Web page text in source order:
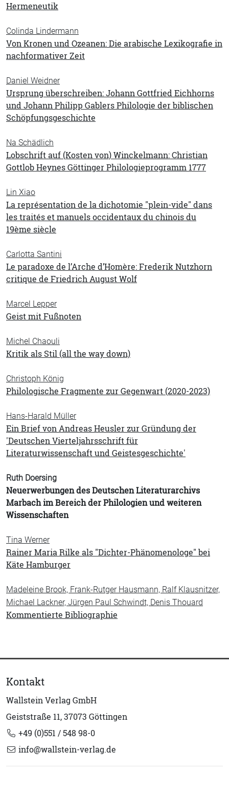
Hermeneutik
Colinda Lindermann
Von Kronen und Ozeanen: Die arabische Lexikografie in
nachformativer Zeit
Daniel Weidner
Ursprung überschreiben: Johann Gottfried Eichhorns
und Johann Philipp Gablers Philologie der biblischen
Schöpfungsgeschichte
Na Schädlich
Lobschrift auf (Kosten von) Winckelmann: Christian
Gottlob Heynes Göttinger Philologieprogramm 1777
Lin Xiao
La représentation de la dichotomie "plein-vide" dans
les traités et manuels occidentaux du chinois du
19ème siècle
Carlotta Santini
Le paradoxe de l’Arche d’Homère: Frederik Nutzhorn
critique de Friedrich August Wolf
Marcel Lepper
Geist mit Fußnoten
Michel Chaouli
Kritik als Stil (all the way down)
Christoph König
Philologische Fragmente zur Gegenwart (2020-2023)
Hans-Harald Müller
Ein Brief von Andreas Heusler zur Gründung der
'Deutschen Vierteljahrsschrift für
Literaturwissenschaft und Geistesgeschichte'
Ruth Doersing
Neuerwerbungen des Deutschen Literaturarchivs
Marbach im Bereich der Philologien und weiteren
Wissenschaften
Tina Werner
Rainer Maria Rilke als "Dichter-Phänomenologe" bei
Käte Hamburger
Madeleine Brook, Frank-Rutger Hausmann, Ralf Klausnitzer,
Michael Lackner, Jürgen Paul Schwindt, Denis Thouard
Kommentierte Bibliographie
Kontakt
Wallstein Verlag GmbH
Geiststraße 11, 37073 Göttingen
+49 (0)551 / 548 98-0
info@wallstein-verlag.de